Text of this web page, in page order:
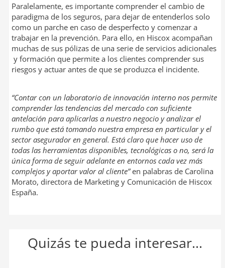
Paralelamente, es importante comprender el cambio de
paradigma de los seguros, para dejar de entenderlos solo
como un parche en caso de desperfecto y comenzar a
trabajar en la prevención. Para ello, en Hiscox acompañan
muchas de sus pólizas de una serie de servicios adicionales
y formación que permite a los clientes comprender sus
riesgos y actuar antes de que se produzca el incidente.
“Contar con un laboratorio de innovación interno nos permite
comprender las tendencias del mercado con suficiente
antelación para aplicarlas a nuestro negocio y analizar el
rumbo que está tomando nuestra empresa en particular y el
sector asegurador en general. Está claro que hacer uso de
todas las herramientas disponibles, tecnológicas o no, será la
única forma de seguir adelante en entornos cada vez más
complejos y aportar valor al cliente”en palabras de Carolina
Morato, directora de Marketing y Comunicación de Hiscox
España.
Quizás te pueda interesar...